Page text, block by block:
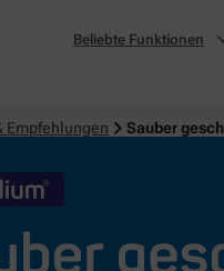
Beliebte Funktionen
Empfehlungen Sauber